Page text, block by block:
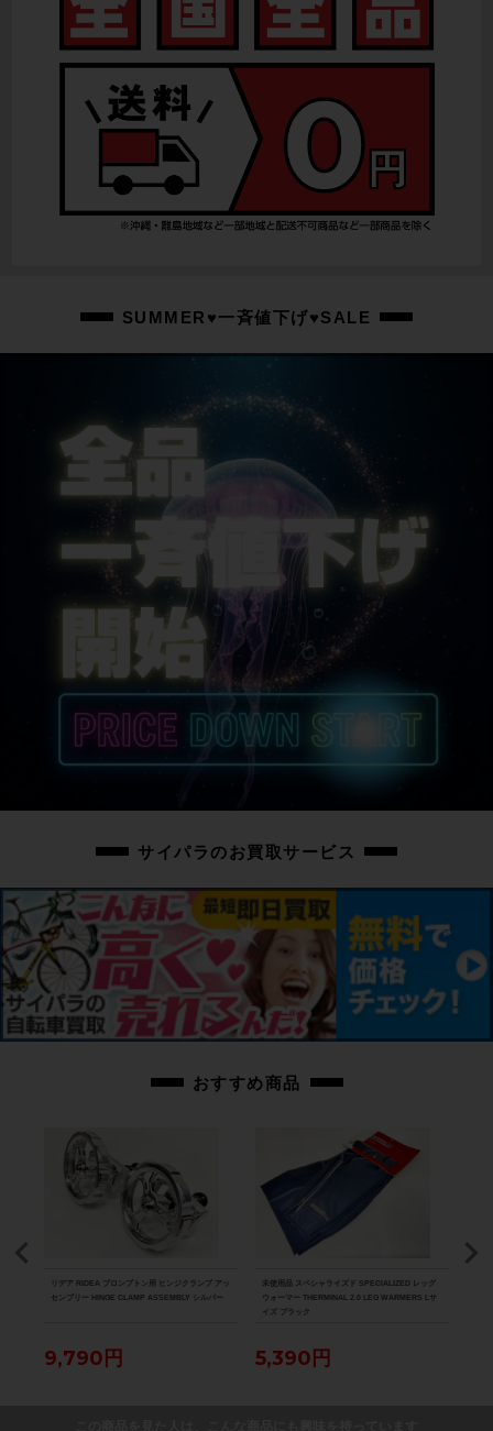
リアディレイラー
ULTEGRA 電動Di2
ULTEGRA/11-30T
ブレーキキャリパー
ULTEGRA BR-R8170/油圧DISC
シートポスト
Wilier FILANTE SLR専用
PROLOGO SCRATCH M5
中古：C（使用感あり/キズ、ヨゴレあり）
こちらの自転車は以下の確認を行っております。
変速：正常に動作します。
ブレーキ：正常に動作します。右ブレーキレバーが後輪動作、左ブレーキレバ
な目と思われる車体です。車体付属のシートポストの上げ幅は、
上記以外の確認とメンテナンスは行っておりません。
付属品：シマノの12速電動Di2ロードドライブトレイン用充電コネクターが付
属しています。ペダルは付属いたしません。別途ご用意下さい。
画像に無いキズや汚れもございます。※出品後に店頭にて展示しておりますの
で展示キズがございます。※ペダルなどの付属品に関しては写真に写っている
ものですべてとなりますのでご了承ください。
SUMMER♥一斉値下げ♥SALE
サイパラのお買取サービス
おすすめ商品
リデア RIDEA ブロンプトン用 ヒンジクランプ アッ
センブリー HINGE CLAMP ASSEMBLY シルバー
9,790円
未使用品 スペシャライズド SPECIALIZED レッグ
ウォーマー THERMINAL 2.0 LEG WARMERS Lサ
イズ ブラック
5,390円